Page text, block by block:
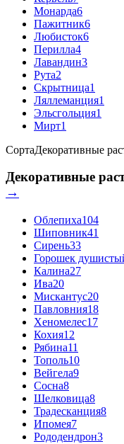
Монарда6
Пажитник6
Любисток6
Перилла4
Лавандин3
Рута2
Скрытница1
Ляллеманция1
Эльсгольция1
Мирт1
СортаДекоративные
Декоративные
→
Облепиха104
Шиповник41
Сирень33
Горошек
Калина27
Ива20
Мискантус20
Павловния18
Хеномелес17
Кохия12
Рябина11
Тополь10
Вейгела9
Сосна8
Шелковица8
Традесканция8
Ипомея7
Рододендрон3